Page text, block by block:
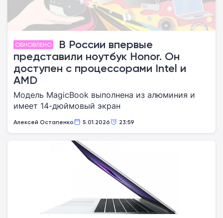
ОБНОВЛЕНО
В России впервые
представили ноутбук Honor. Он
доступен с процессорами Intel и
AMD
Модель MagicBook выполнена из алюминия и
имеет 14-дюймовый экран
Алексей Остапенко 5.01.2026 23:59